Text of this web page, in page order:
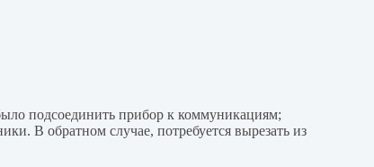
подсоединить прибор к коммуникациям;
В обратном случае, потребуется вырезать из